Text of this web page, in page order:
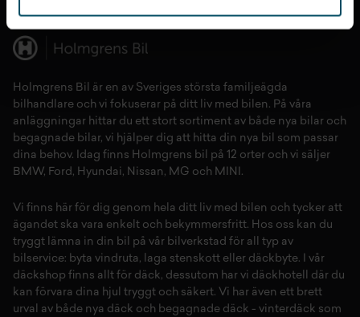
Holmgrens Bil är en av Sveriges största familjeägda
bilhandlare och vi fokuserar på ditt liv med bilen. På våra
anläggningar hittar du ett stort sortiment av både nya bilar och
begagnade bilar, vi hjälper dig att hitta din nya bil som passar
dina behov. Idag finns Holmgrens bil på 12 orter och vi säljer
BMW, Ford, Hyundai, Nissan , MG och MINI.
Vi finns här för dig genom hela ditt liv med bilen och tycker att
ägandet ska vara enkelt och bekymmersfritt. Hos oss kan du
tryggt lämna in din bil på vår bilverkstad för all typ av
bilservice: byta vindruta, laga stenskott eller däckbyte. I vår
däckshop finns allt för däck, dessutom har vi däckhotell där du
kan förvara dina hjul tryggt och säkert. Vi har även ett brett
urval av både nya däck och begagnade däck - vinterdäck som